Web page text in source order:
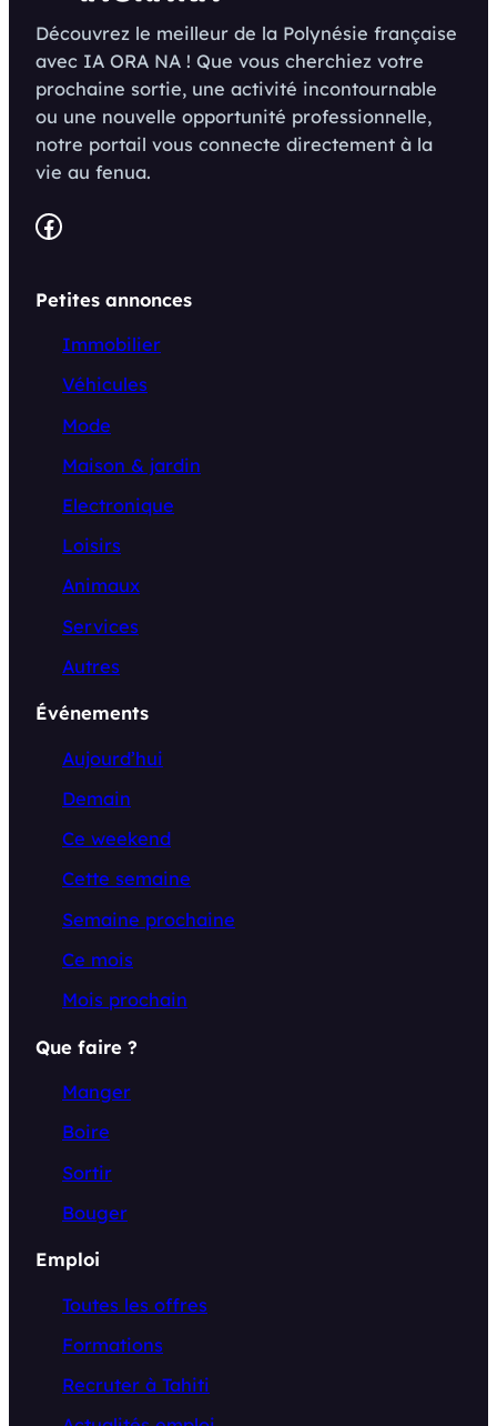
Découvrez le meilleur de la Polynésie française
avec IA ORA NA ! Que vous cherchiez votre
prochaine sortie, une activité incontournable
ou une nouvelle opportunité professionnelle,
notre portail vous connecte directement à la
vie au fenua.
Facebook
Petites annonces
Immobilier
Véhicules
Mode
Maison & jardin
Electronique
Loisirs
Animaux
Services
Autres
Événements
Aujourd’hui
Demain
Ce weekend
Cette semaine
Semaine prochaine
Ce mois
Mois prochain
Que faire ?
Manger
Boire
Sortir
Bouger
Emploi
Toutes les offres
Formations
Recruter à Tahiti